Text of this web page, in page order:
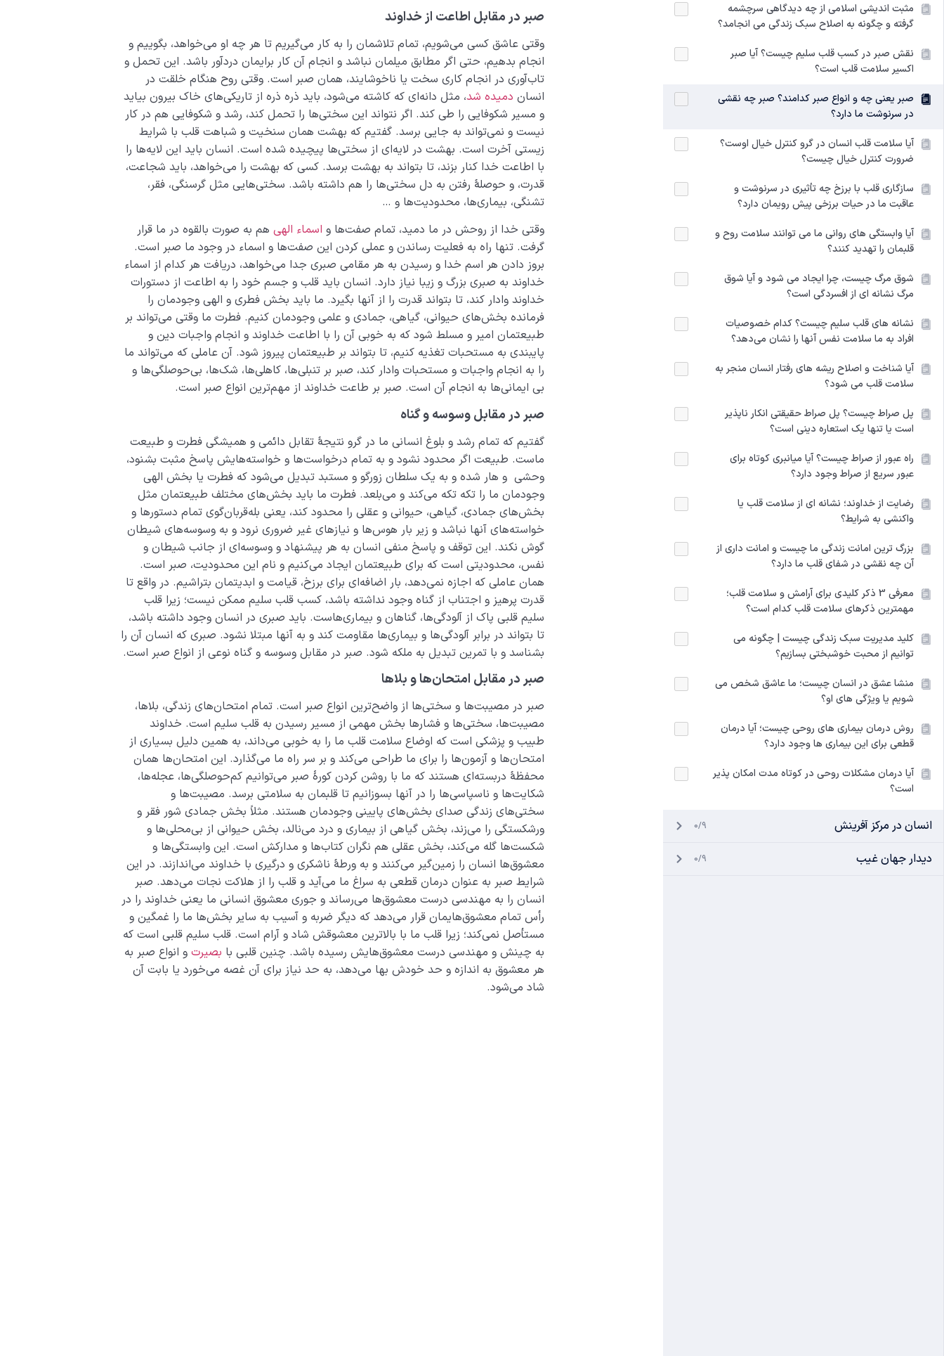
مثبت اندیشی اسلامی از چه دیدگاهی سرچشمه
گرفته و چگونه به اصلاح سبک زندگی می انجامد؟
نقش صبر در کسب قلب سلیم چیست؟ آیا صبر
اکسیر سلامت قلب است؟
صبر یعنی چه و انواع صبر کدامند؟ صبر چه نقشی
در سرنوشت ما دارد؟
آیا سلامت قلب انسان در گرو کنترل خیال اوست؟
ضرورت کنترل خیال چیست؟
سازگاری قلب با برزخ چه تأثیری در سرنوشت و
عاقبت ما در حیات برزخی پیش رویمان دارد؟
آیا وابستگی های روانی ما می توانند سلامت روح و
قلبمان را تهدید کنند؟
شوق مرگ چیست، چرا ایجاد می شود و آیا شوق
مرگ نشانه ای از افسردگی است؟
نشانه های قلب سلیم چیست؟ کدام خصوصیات
افراد به ما سلامت نفس آنها را نشان می‌دهد؟
آیا شناخت و اصلاح ریشه های رفتار انسان منجر به
سلامت قلب می شود؟
پل صراط چیست؟ پل صراط حقیقتی انکار ناپذیر
است یا تنها یک استعاره دینی است؟
راه عبور از صراط چیست؟ آیا میانبری کوتاه برای
عبور سریع از صراط وجود دارد؟
رضایت از خداوند؛ نشانه ای از سلامت قلب یا
واکنشی به شرایط؟
بزرگ ترین امانت زندگی ما چیست و امانت داری از
آن چه نقشی در شفای قلب ما دارد؟
معرفی 3 ذکر کلیدی برای آرامش و سلامت قلب؛
مهمترین ذکرهای سلامت قلب کدام است؟
کلید مدیریت سبک زندگی چیست | چگونه می
توانیم از محبت خوشبختی بسازیم؟
منشا عشق در انسان چیست؛ ما عاشق شخص می
شویم یا ویژگی های او؟
روش درمان بیماری های روحی چیست؛ آیا درمان
قطعی برای این بیماری ها وجود دارد؟
آیا درمان مشکلات روحی در کوتاه مدت امکان پذیر
است؟
انسان در مرکز آفرینش 0/9
دیدار جهان غیب 0/9
صبر در مقابل اطاعت از خداوند
وقتی عاشق کسی می‌شویم، تمام تلاشمان را به کار می‌گیریم تا هر چه او می‌خواهد، بگوییم و
انجام بدهیم، حتی اگر مطابق میلمان نباشد و انجام آن کار برایمان دردآور باشد. این تحمل و
تاب‌آوری در انجام کاری سخت یا ناخوشایند، همان صبر است. وقتی روح هنگام خلقت در
انسان دمیده شد، مثل دانه‌ای که کاشته می‌شود، باید ذره ذره از تاریکی‌های خاک بیرون بیاید
و مسیر شکوفایی را طی کند. اگر نتواند این سختی‌ها را تحمل کند، رشد و شکوفایی هم در کار
نیست و نمی‌تواند به جایی برسد. گفتیم که بهشت همان سنخیت و شباهت قلب با شرایط
زیستی آخرت است. بهشت در لایه‌ای از سختی‌ها پیچیده شده است. انسان باید این لایه‌ها را
با اطاعت خدا‌ کنار بزند، تا بتواند به بهشت برسد. کسی که بهشت را می‌خواهد، باید شجاعت،
قدرت، و حوصلۀ رفتن به دل سختی‌ها را هم داشته باشد. سختی‌هایی مثل گرسنگی، فقر،
تشنگی، بیماری‌ها، محدودیت‌ها و …
وقتی خدا از روحش در ما دمید، تمام صفت‌ها و اسماء الهی هم به صورت بالقوه در ما قرار
گرفت. تنها راه به فعلیت رساندن و عملی کردن این صفت‌ها و اسماء در وجود ما صبر است.
بروز دادن هر اسم خدا و رسیدن به هر مقامی صبری جدا می‌خواهد، دریافت هر کدام از اسماء
خداوند به صبری بزرگ و زیبا نیاز دارد. انسان باید قلب و جسم خود را به اطاعت از دستورات
خداوند وادار کند، تا بتواند قدرت را از آنها بگیرد. ما باید بخش فطری و الهی وجودمان را
فرمانده بخش‌های حیوانی، گیاهی، جمادی و علمی وجودمان کنیم. فطرت ما وقتی می‌تواند بر
طبیعتمان امیر و مسلط شود که به خوبی آن را با اطاعت خداوند و انجام واجبات دین و
پایبندی به مستحبات تغذیه کنیم، تا بتواند بر طبیعتمان پیروز شود. آن عاملی که می‌تواند ما
را به انجام واجبات و مستحبات وادار کند، صبر بر تنبلی‌ها، کاهلی‌ها، شک‌ها، بی‌حوصلگی‌ها و
بی ایمانی‌ها به انجام آن است. صبر بر طاعت خداوند از مهم‌ترین انواع صبر است.
صبر در مقابل وسوسه و گناه
گفتیم که تمام رشد و بلوغ انسانی ما در گرو نتیجۀ تقابل دائمی و همیشگی فطرت و طبیعت
ماست. طبیعت اگر محدود نشود و به تمام درخواست‌ها و خواسته‌هایش پاسخ مثبت بشنود،
وحشی و هار شده و به یک سلطان زورگو و مستبد تبدیل می‌شود که فطرت یا بخش الهی
وجودمان ما را تکه تکه می‌کند و می‌بلعد. فطرت ما باید بخش‌های مختلف طبیعتمان مثل
بخش‌های جمادی، گیاهی، حیوانی و عقلی را محدود کند، یعنی بله‌قربان‌گوی تمام دستورها و
خواسته‌های آنها نباشد و زیر بار هوس‌ها و نیازهای غیر ضروری نرود و به وسوسه‌های شیطان
گوش نکند. این توقف و پاسخ منفی انسان به هر پیشنهاد و وسوسه‌ای از جانب شیطان و
نفس، محدودیتی است که برای طبیعتمان ایجاد می‌کنیم و نام این محدودیت، صبر است.
همان عاملی که اجازه نمی‌دهد، بار اضافه‌ای برای برزخ، قیامت و ابدیتمان بتراشیم. در واقع تا
قدرت پرهیز و اجتناب از گناه وجود نداشته باشد، کسب قلب سلیم ممکن نیست؛ زیرا قلب
سلیم قلبی پاک از آلودگی‌ها، گناهان و بیماری‌هاست. باید صبری در انسان وجود داشته باشد،
تا بتواند در برابر آلودگی‌ها و بیماری‌ها مقاومت کند و به آنها مبتلا نشود. صبری که انسان آن را
بشناسد و با تمرین تبدیل به ملکه شود. صبر در مقابل وسوسه و گناه نوعی از انواع صبر است.
صبر در مقابل امتحان‌ها و بلاها
صبر در مصیبت‌ها و سختی‌ها از واضح‌ترین انواع صبر است. تمام امتحان‌های زندگی، بلاها،
مصیبت‌ها، سختی‌ها و فشارها بخش مهمی از مسیر رسیدن به قلب سلیم است. خداوند
طبیب و پزشکی است که اوضاع سلامت قلب ما را به‌ خوبی می‌داند، به همین دلیل بسیاری از
امتحان‌ها و آزمون‌ها را برای ما طراحی می‌کند و بر سر راه ما می‌گذارد. این امتحان‌ها همان
محفظۀ دربسته‌ای هستند که ما با روشن کردن کورۀ صبر می‌توانیم کم‌حوصلگی‌ها، عجله‌ها،
شکایت‌ها و ناسپاسی‌ها را در آنها بسوزانیم تا قلبمان به سلامتی برسد. مصیبت‌ها و
سختی‌های زندگی صدای بخش‌های پایینی وجودمان هستند. مثلاً بخش جمادی شور فقر و
ورشکستگی را می‌زند، بخش گیاهی از بیماری و درد می‌نالد، بخش حیوانی از بی‌محلی‌ها و
شکست‌ها گله می‌کند، بخش عقلی هم نگران کتاب‌ها و مدارکش است. این وابستگی‌ها و
معشوق‌ها انسان را زمین‌گیر می‌کنند و به ورطۀ ناشکری و درگیری با خداوند می‌اندازند. در این
شرایط صبر به عنوان درمان قطعی به سراغ ما می‌آید و قلب را از هلاکت نجات می‌دهد. صبر
انسان را به مهندسی درست معشوق‌ها می‌رساند و جوری معشوق انسانی ما یعنی خداوند را در
رأس تمام معشوق‌هایمان قرار می‌دهد که دیگر ضربه و آسیب به سایر بخش‌ها ما را غمگین و
مستأصل نمی‌کند؛ زیرا قلب ما با بالاترین معشوقش شاد و آرام است. قلب سلیم قلبی است که
به چینش و مهندسی درست معشوق‌هایش رسیده باشد. چنین قلبی با بصیرت و انواع صبر به
هر معشوق به اندازه و حد خودش بها می‌دهد، به حد نیاز برای آن غصه می‌خورد یا بابت آن
شاد می‌شود.